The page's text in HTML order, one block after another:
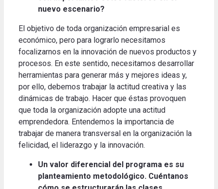
nuevo escenario?
El objetivo de toda organización empresarial es
económico, pero para lograrlo necesitamos
focalizarnos en la innovación de nuevos productos y
procesos. En este sentido, necesitamos desarrollar
herramientas para generar más y mejores ideas y,
por ello, debemos trabajar la actitud creativa y las
dinámicas de trabajo. Hacer que éstas provoquen
que toda la organización adopte una actitud
emprendedora. Entendemos la importancia de
trabajar de manera transversal en la organización la
felicidad, el liderazgo y la innovación.
Un valor diferencial del programa es su
planteamiento metodológico. Cuéntanos